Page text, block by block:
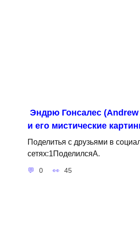
Эндрю Гонсалес (Andrew
и его мистические
Поделитья с друзьями в
сетях:1ПоделилсяA.
0 45